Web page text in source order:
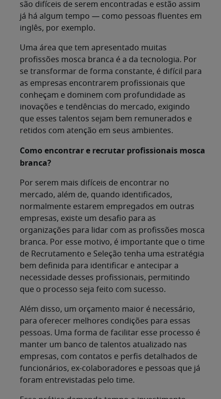
são difíceis de serem encontradas e estão assim
já há algum tempo — como pessoas fluentes em
inglês, por exemplo.
Uma área que tem apresentado muitas
profissões mosca branca é a da tecnologia. Por
se transformar de forma constante, é difícil para
as empresas encontrarem profissionais que
conheçam e dominem com profundidade as
inovações e tendências do mercado, exigindo
que esses talentos sejam bem remunerados e
retidos com atenção em seus ambientes.
Como encontrar e recrutar profissionais mosca
branca?
Por serem mais difíceis de encontrar no
mercado, além de, quando identificados,
normalmente estarem empregados em outras
empresas, existe um desafio para as
organizações para lidar com as profissões mosca
branca. Por esse motivo, é importante que o time
de Recrutamento e Seleção tenha uma estratégia
bem definida para identificar e antecipar a
necessidade desses profissionais, permitindo
que o processo seja feito com sucesso.
Além disso, um orçamento maior é necessário,
para oferecer melhores condições para essas
pessoas. Uma forma de facilitar esse processo é
manter um banco de talentos atualizado nas
empresas, com contatos e perfis detalhados de
funcionários, ex-colaboradores e pessoas que já
foram entrevistadas pelo time.